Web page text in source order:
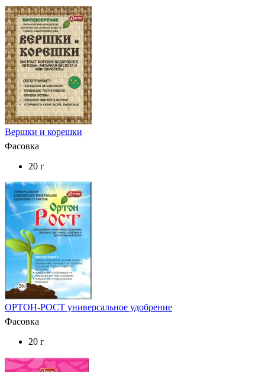
Вершки и корешки
Фасовка
20 г
ОРТОН-РОСТ универсальное удобрение
Фасовка
20 г